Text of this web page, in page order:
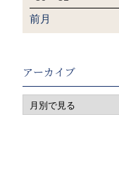
前月
アーカイブ